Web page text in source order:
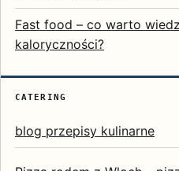
Fast food – co warto
kaloryczności?
CATERING
blog przepisy kulinarne